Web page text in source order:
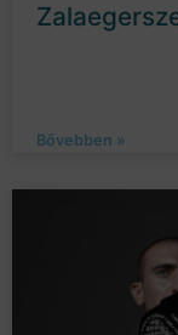
Bővebben »